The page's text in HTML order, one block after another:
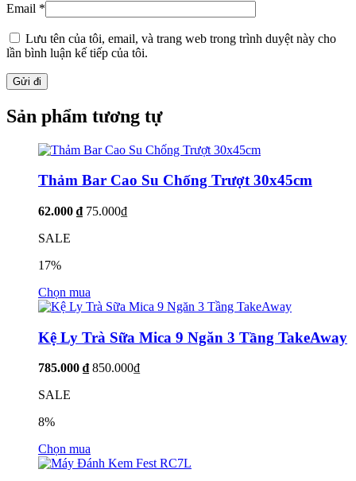
Email *
Lưu tên của tôi, email, và trang web trong trình duyệt này cho
lần bình luận kế tiếp của tôi.
Sản phẩm tương tự
Thảm Bar Cao Su Chống Trượt 30x45cm
62.000 ₫ 75.000₫
SALE
17%
Chọn mua
Kệ Ly Trà Sữa Mica 9 Ngăn 3 Tầng TakeAway
785.000 ₫ 850.000₫
SALE
8%
Chọn mua